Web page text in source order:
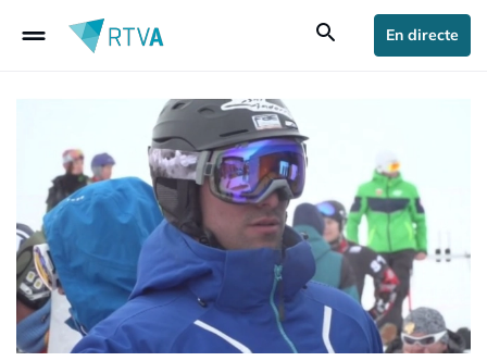
drag_handle search En directe